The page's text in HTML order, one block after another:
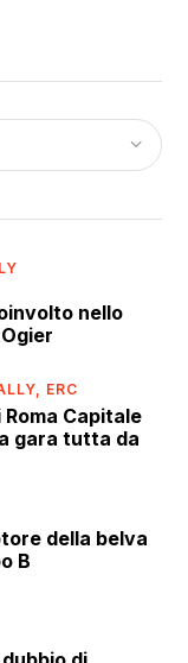
nello
ERC
Capitale
gara tutta da
della belva
B